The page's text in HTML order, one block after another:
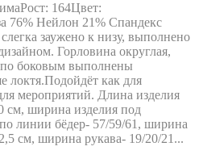
164Цвет:
76% Нейлон 21% Спандекс
заужено к низу, выполнено
Горловина округлая,
боковым выполнены
локтя.Подойдёт как для
мероприятий. Длина изделия
см, ширина изделия под
линии бёдер- 57/59/61, ширина
см, ширина рукава- 19/20/21...